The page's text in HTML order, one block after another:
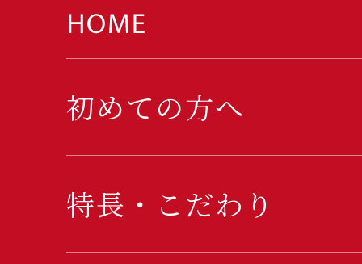
初めての方へ
特長・こだわり